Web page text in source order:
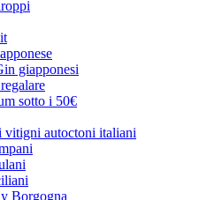
giapponesi
sotto i 50€
vitigni autoctoni italiani
Borgogna